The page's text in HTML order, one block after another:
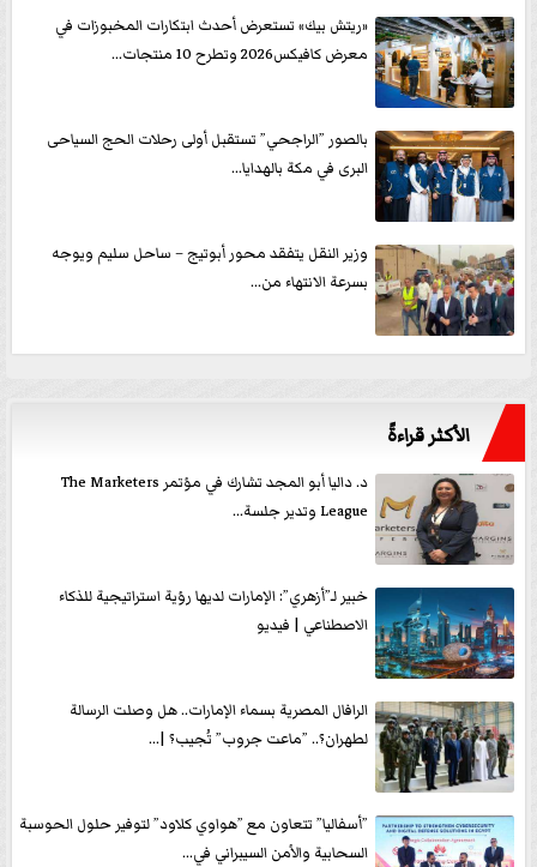
«ريتش بيك» تستعرض أحدث ابتكارات المخبوزات في
معرض كافيكس2026 وتطرح 10 منتجات...
بالصور ”الراجحي” تستقبل أولى رحلات الحج السياحى
البرى في مكة بالهدايا...
وزير النقل يتفقد محور أبوتيج – ساحل سليم ويوجه
بسرعة الانتهاء من...
الأكثر قراءةً
د. داليا أبو المجد تشارك في مؤتمر The Marketers
League وتدير جلسة...
خبير لـ”أزهري”: الإمارات لديها رؤية استراتيجية للذكاء
الاصطناعي | فيديو
الرافال المصرية بسماء الإمارات.. هل وصلت الرسالة
لطهران؟.. ”ماعت جروب” تُجيب؟ |...
”أسفاليا” تتعاون مع ”هواوي كلاود” لتوفير حلول الحوسبة
السحابية والأمن السيبراني في...